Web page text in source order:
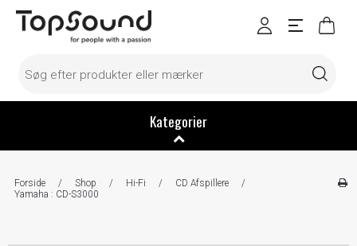
Kategorier
Forside / Shop / Hi-Fi / CD Afspillere
/
Yamaha : CD-S3000